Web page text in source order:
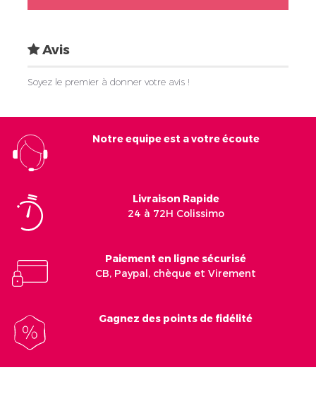
Avis
Soyez le premier à donner votre avis !
Notre equipe est a votre écoute
Livraison Rapide
24 à 72H Colissimo
Paiement en ligne sécurisé
CB, Paypal, chèque et Virement
Gagnez des points de fidélité